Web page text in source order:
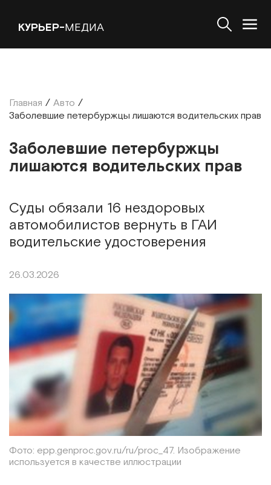
КУРЬЕР-МЕДИА
Главная / Авто /
Заболевшие петербуржцы лишаются водительских прав
Заболевшие петербуржцы
лишаются водительских прав
Суды обязали 16 нездоровых
автомобилистов вернуть в ГАИ
водительские удостоверения
26.03.2026
Фото: epp.genproc.gov.ru/ru/proc_47. Изображение
используется в качестве иллюстрации